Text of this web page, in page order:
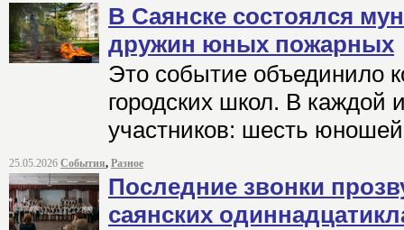
В Саянске состоялся
дружин юных пожарных
Это событие объединило
городских школ. В каждой
участников: шесть
25.05.2026 События, Разное
Последние звонки
саянских